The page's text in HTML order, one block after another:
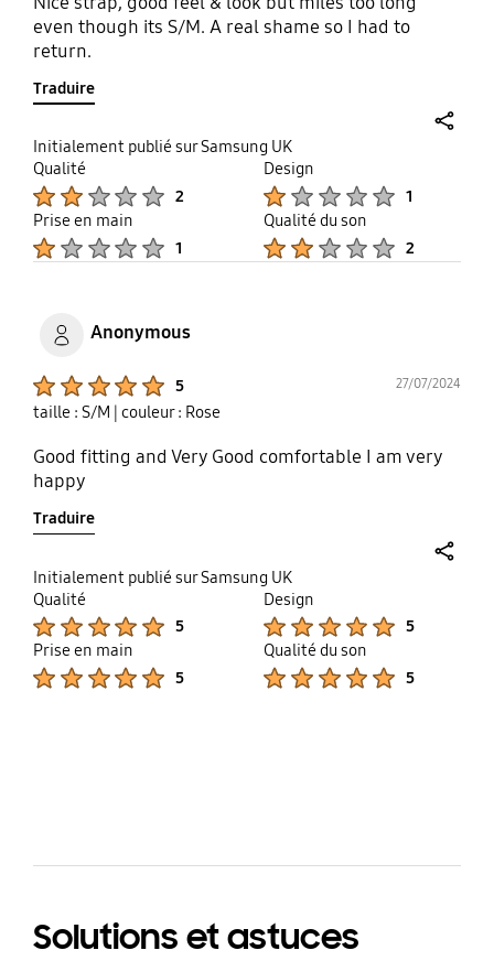
even though its S/M. A real shame so I had to
return.
Traduire
Initialement publié sur Samsung UK
Qualité
2
Design
1
Prise en main
1
Qualité du son
2
Anonymous
5 27/07/2024
taille : S/M | couleur : Rose
Good fitting and Very Good comfortable I am very
happy
Traduire
Initialement publié sur Samsung UK
Qualité
5
Design
5
Prise en main
5
Qualité du son
5
Solutions et astuces